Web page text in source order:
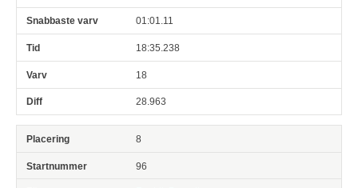
01:01.11
18:35.238
18
28.963
8
96